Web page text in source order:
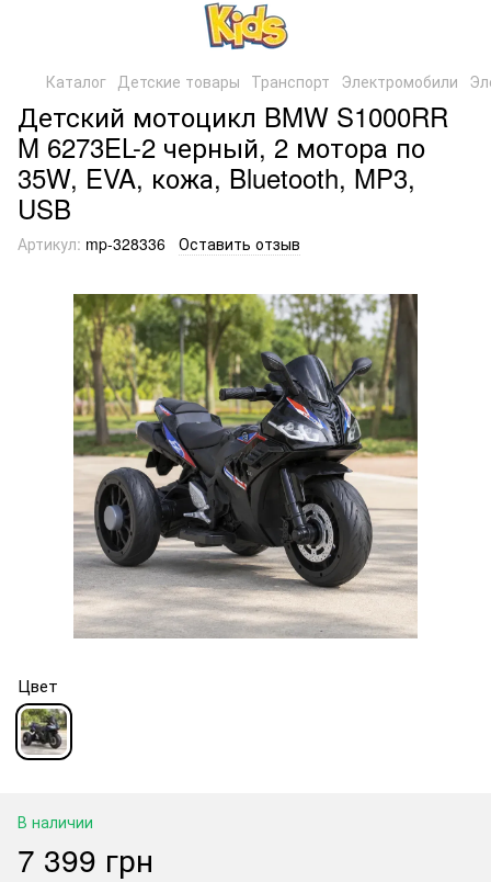
Каталог Детские товары Транспорт Электромобили
Детский мотоцикл BMW S1000RR
M 6273EL-2 черный, 2 мотора по
35W, EVA, кожа, Bluetooth, MP3,
USB
Артикул: mp-328336 Оставить отзыв
Цвет
В наличии
7 399 грн